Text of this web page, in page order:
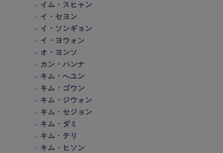
イム・スヒャン
イ・セヨン
イ・ソンギョン
イ・ヨウォン
オ・ヨンソ
カン・ハンナ
キム・へユン
キム・ゴウン
キム・ジウォン
キム・セジョン
キム・ダミ
キム・テリ
キム・ヒソン